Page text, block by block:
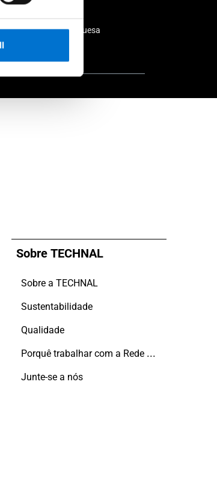
100% portuguesa
Sobre TECHNAL
Sobre a TECHNAL
Sustentabilidade
Qualidade
Porquê trabalhar com a Rede Aluminier TECHNAL?
Junte-se a nós